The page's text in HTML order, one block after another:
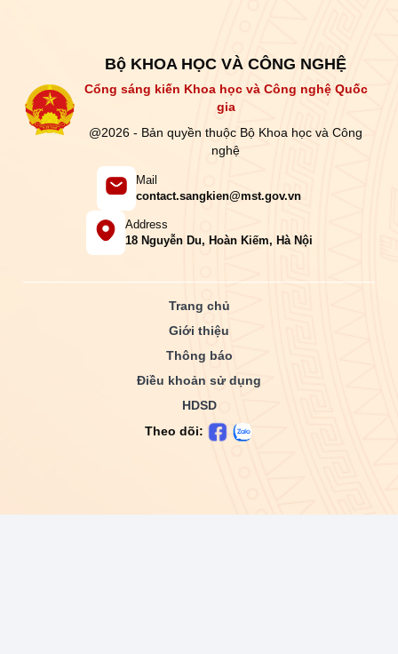
Bộ KHOA HỌC VÀ CÔNG NGHỆ
Cổng sáng kiến Khoa học và Công nghệ Quốc
gia
@2026 - Bản quyền thuộc Bộ Khoa học và Công
nghệ
Mail
contact.sangkien@mst.gov.vn
Address
18 Nguyễn Du, Hoàn Kiếm, Hà Nội
Trang chủ
Giới thiệu
Thông báo
Điều khoản sử dụng
HDSD
Theo dõi: